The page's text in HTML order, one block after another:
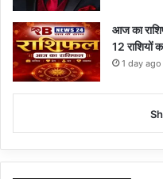
आज का
12 राशियों
1 day ago